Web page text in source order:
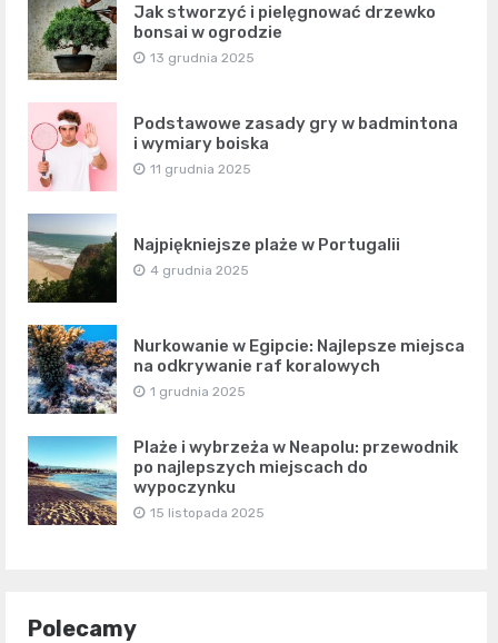
Jak stworzyć i pielęgnować drzewko
bonsai w ogrodzie
13 grudnia 2025
Podstawowe zasady gry w badmintona
i wymiary boiska
11 grudnia 2025
Najpiękniejsze plaże w Portugalii
4 grudnia 2025
Nurkowanie w Egipcie: Najlepsze miejsca
na odkrywanie raf koralowych
1 grudnia 2025
Plaże i wybrzeża w Neapolu: przewodnik
po najlepszych miejscach do
wypoczynku
15 listopada 2025
Polecamy